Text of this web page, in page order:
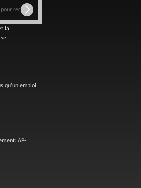
la
qu'un emploi,
AP-